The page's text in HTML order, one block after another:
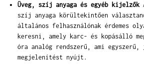
Üveg, szíj anyaga és egyéb kijelzők
szíj anyaga körültekintően
általános felhasználónak érdemes
keresni, amely karc- és kopásálló
óra analóg rendszerű, ami
megjelenítést nyújt.